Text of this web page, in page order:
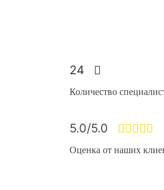
24
Количество
5.0/5.0
Оценка от наших